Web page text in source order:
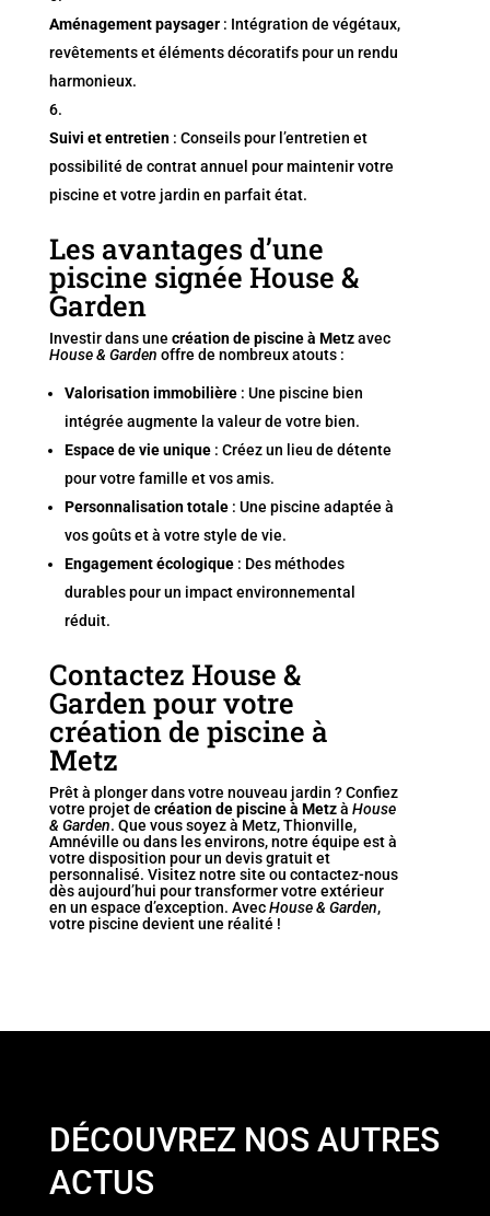
Aménagement paysager: Intégration de végétaux,
revêtements et éléments décoratifs pour un rendu
harmonieux.
Suivi et entretien: Conseils pour l’entretien et
possibilité de contrat annuel pour maintenir votre
piscine et votre jardin en parfait état.
Les avantages d’une
piscine signée House &
Garden
Investir dans une création de piscine à Metzavec
House & Garden offre de nombreux atouts :
Valorisation immobilière: Une piscine bien
intégrée augmente la valeur de votre bien.
Espace de vie unique: Créez un lieu de détente
pour votre famille et vos amis.
Personnalisation totale: Une piscine adaptée à
vos goûts et à votre style de vie.
Engagement écologique: Des méthodes
durables pour un impact environnemental
réduit.
Contactez House &
Garden pour votre
création de piscine à
Metz
Prêt à plonger dans votre nouveau jardin ? Confiez
votre projet de création de piscine à Metzà House
& Garden. Que vous soyez à Metz, Thionville,
Amnéville ou dans les environs, notre équipe est à
votre disposition pour un devis gratuit et
personnalisé. Visitez notre site ou contactez-nous
dès aujourd’hui pour transformer votre extérieur
en un espace d’exception. AvecHouse & Garden,
votre piscine devient une réalité !
DÉCOUVREZ NOS AUTRES
ACTUS